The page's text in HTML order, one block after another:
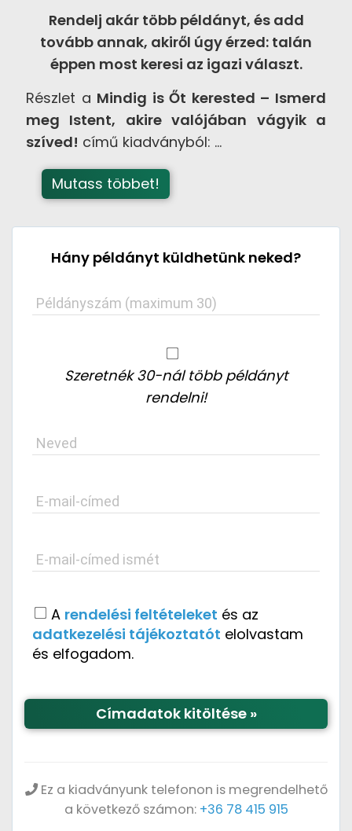
Rendelj akár több példányt, és add
tovább annak, akiről úgy érzed: talán
éppen most keresi az igazi választ.
Részlet a Mindig is Őt kerested – Ismerd
meg Istent, akire valójában vágyik a
szíved! című kiadványból: ...
Hány példányt küldhetünk neked?
Példányszám (maximum 30)
Szeretnék 30-nál több példányt
rendelni!
Neved
E-mail-címed
E-mail-címed ismét
A rendelési feltételeket és az
adatkezelési tájékoztatót elolvastam
és elfogadom.
Címadatok kitöltése »
Ez a kiadványunk telefonon is megrendelhető
a következő számon: +36 78 415 915